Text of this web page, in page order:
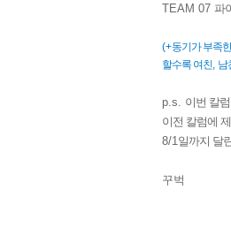
TEAM 07 파
(+동기가 부족
할수록 여친 남
p.s. 이번 칼
이전 칼럼에
8/1 일까지 달
꾸벅